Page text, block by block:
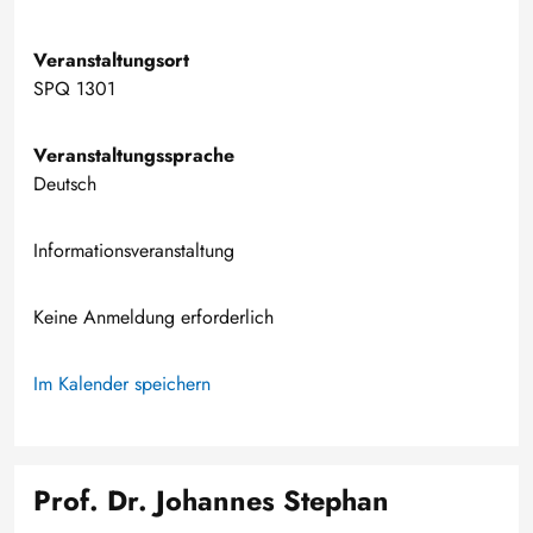
Veranstaltungsort
SPQ 1301
Veranstaltungssprache
Deutsch
Informationsveranstaltung
Keine Anmeldung erforderlich
Im Kalender speichern
Prof. Dr. Johannes Stephan